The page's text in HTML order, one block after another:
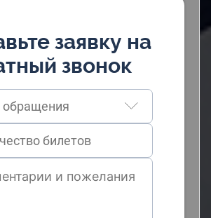
заявку на
звонок
обращения